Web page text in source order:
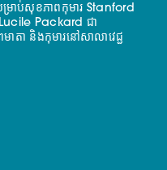
ម្រាប់សុខភាពកុមារ Stanford
Packard ជា
តា និងកុមារនៅសាលាវេជ្ជ